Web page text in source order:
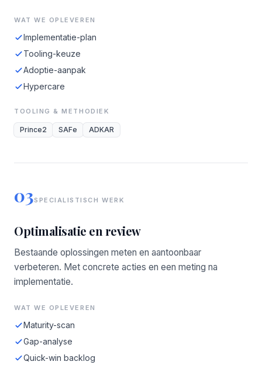
WAT WE OPLEVEREN
Implementatie-plan
Tooling-keuze
Adoptie-aanpak
Hypercare
TOOLING & METHODIEK
Prince2 SAFe ADKAR
03SPECIALISTISCH WERK
Optimalisatie en review
Bestaande oplossingen meten en aantoonbaar
verbeteren. Met concrete acties en een meting na
implementatie.
WAT WE OPLEVEREN
Maturity-scan
Gap-analyse
Quick-win backlog